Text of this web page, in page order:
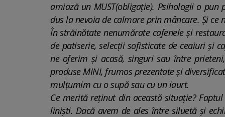
amiază un MUST(obligație). Psihologii o
dus la nevoia de calmare prin mâncare. Și
În străinătate nenumărate cafenele și
de patiserie, selecții sofisticate de ceaiuri și
ne oferim și acasă, singuri sau între
produse MINI, frumos prezentate și
mulțumim cu o supă sau cu un iaurt.
Ce merită reținut din această situație?
liniști. Dacă avem de ales între siluetă și